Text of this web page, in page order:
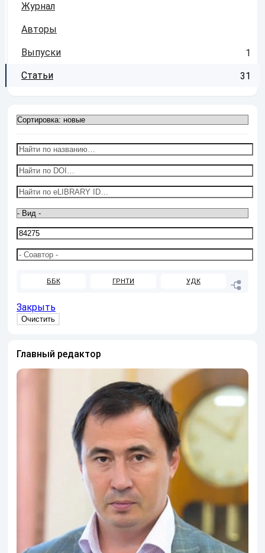
Журнал
Авторы
Выпуски 1
Статьи 31
ББК ГРНТИ УДК
Закрыть
Главный редактор